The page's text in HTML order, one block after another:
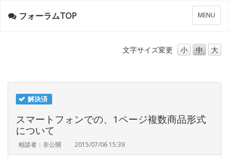
メ
ニ
ー
MENU
フォーラムTOP
文字サイズ変更 小 中 大
解決済
スマートフォンでの、1ページ複数商品形式
について
相談者：非公開 2015/07/06 15:39